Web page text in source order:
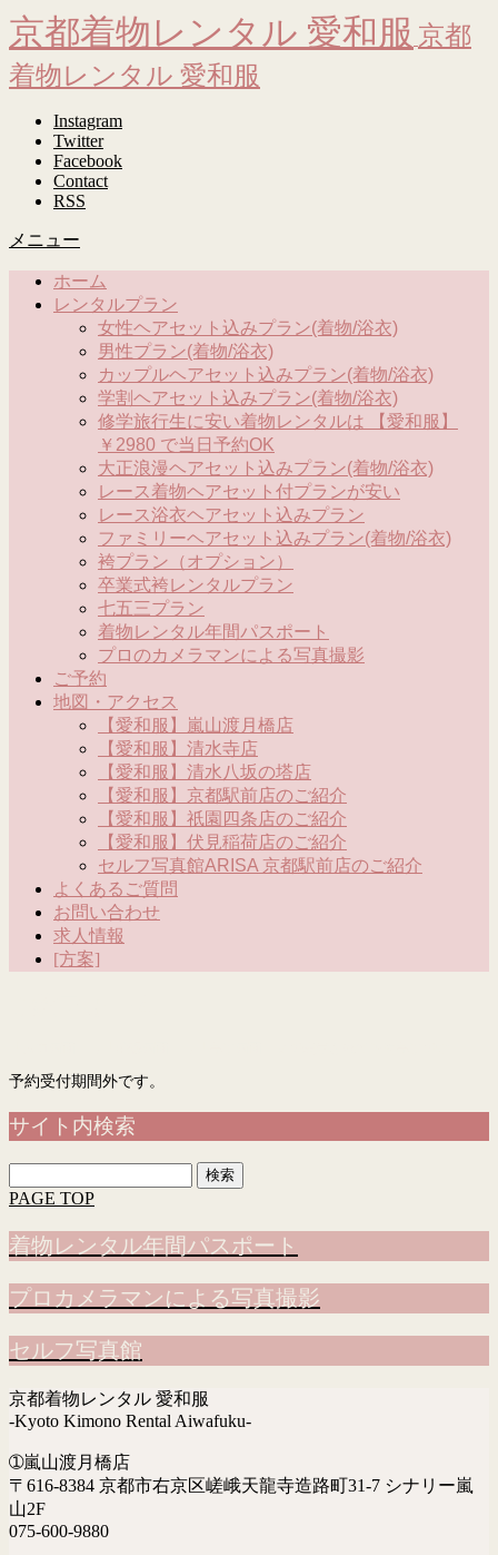
京都着物レンタル 愛和服 京都
着物レンタル 愛和服
Instagram
Twitter
Facebook
Contact
RSS
メニュー
ホーム
レンタルプラン
女性ヘアセット込みプラン(着物/浴衣)
男性プラン(着物/浴衣)
カップルヘアセット込みプラン(着物/浴衣)
学割ヘアセット込みプラン(着物/浴衣)
修学旅行生に安い着物レンタルは 【愛和服】
￥2980 で当日予約OK
大正浪漫ヘアセット込みプラン(着物/浴衣)
レース着物ヘアセット付プランが安い
レース浴衣ヘアセット込みプラン
ファミリーヘアセット込みプラン(着物/浴衣)
袴プラン（オプション）
卒業式袴レンタルプラン
七五三プラン
着物レンタル年間パスポート
プロのカメラマンによる写真撮影
ご予約
地図・アクセス
【愛和服】嵐山渡月橋店
【愛和服】清水寺店
【愛和服】清水八坂の塔店
【愛和服】京都駅前店のご紹介
【愛和服】祇園四条店のご紹介
【愛和服】伏見稲荷店のご紹介
セルフ写真館ARISA 京都駅前店のご紹介
よくあるご質問
お問い合わせ
求人情報
[方案]
予約受付期間外です。
サイト内検索
索:
PAGE TOP
着物レンタル年間パスポート
プロカメラマンによる写真撮影
セルフ写真館
京都着物レンタル 愛和服
-Kyoto Kimono Rental Aiwafuku-
➀嵐山渡月橋店
〒616-8384 京都市右京区嵯峨天龍寺造路町31-7 シナリー嵐
山2F
075-600-9880